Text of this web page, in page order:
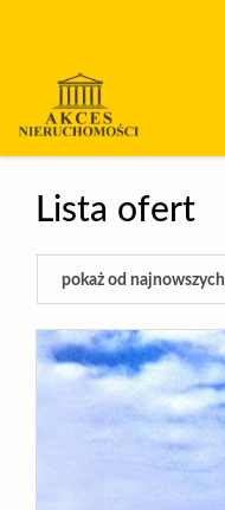
Lista ofert
pokaż od najnowszych